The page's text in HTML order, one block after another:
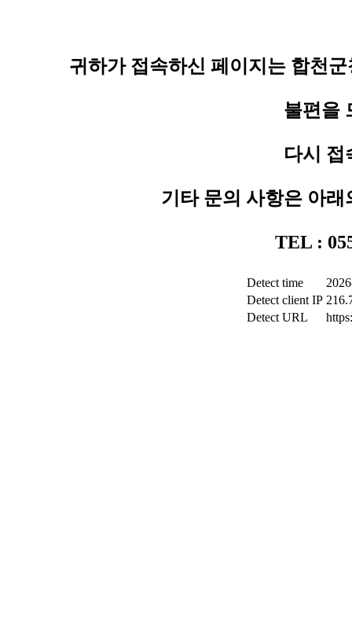
귀하가 접속하신 페이지는 합천
불편을
다시 접
기타 문의 사항은 아
TEL :
Detect time
Detect client IP
Detect URL